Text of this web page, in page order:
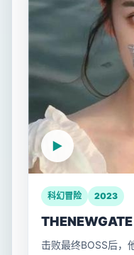
科幻冒险 2023
THENEWGATE
击败最终BOSS后，